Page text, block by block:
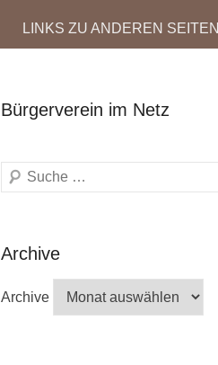
LINKS ZU ANDEREN SEITEN
Bürgerverein im Netz
Search
Archive
Archive